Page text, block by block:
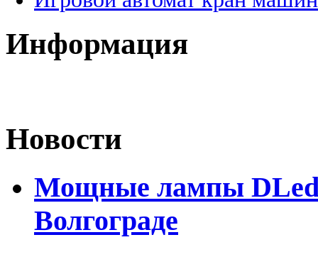
Информация
Новости
Мощные лампы DLed
Волгограде